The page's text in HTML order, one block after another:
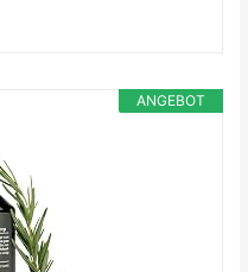
ANGEBOT